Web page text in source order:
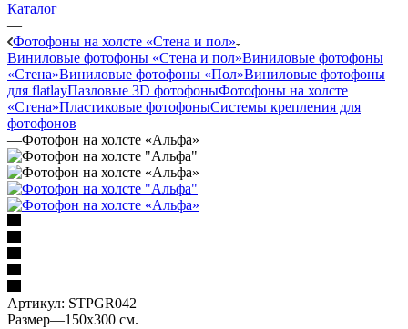
Каталог
—
Фотофоны на холсте «Стена и пол»
Виниловые фотофоны «Стена и пол»Виниловые фотофоны
«Стена»Виниловые фотофоны «Пол»Виниловые фотофоны
для flatlayПазловые 3D фотофоныФотофоны на холсте
«Стена»Пластиковые фотофоныСистемы крепления для
фотофонов
—Фотофон на холсте «Альфа»
Артикул: STPGR042
Размер—150х300 см.